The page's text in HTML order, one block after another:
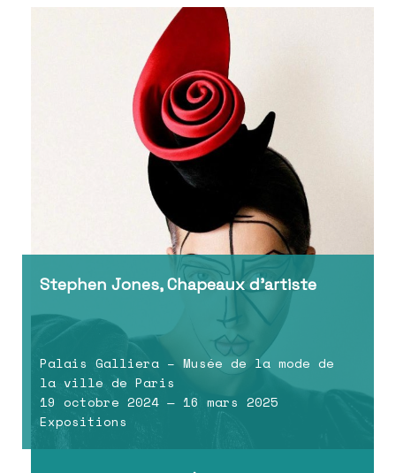
Stephen Jones, Chapeaux d’artiste
Palais Galliera – Musée de la mode de
la ville de Paris
19 octobre 2024 — 16 mars 2025
Expositions